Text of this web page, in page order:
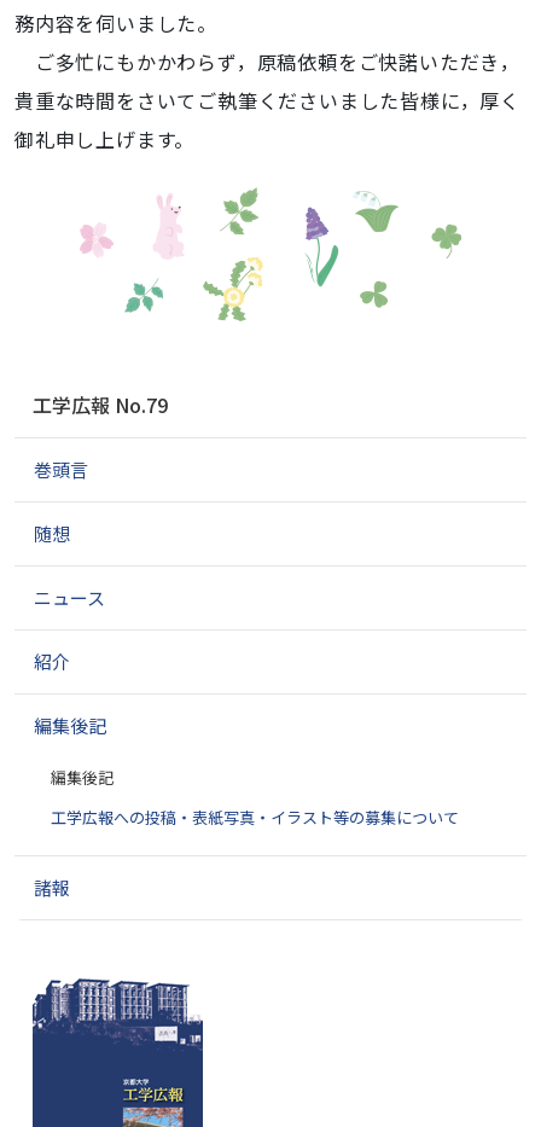
務内容を伺いました。
ご多忙にもかかわらず，原稿依頼をご快諾いただき，
貴重な時間をさいてご執筆くださいました皆様に，厚く
御礼申し上げます。
ゲ
シ
ン
工学広報 No.79
巻頭言
随想
ニュース
紹介
編集後記
編集後記
工学広報への投稿・表紙写真・イラスト等の募集について
諸報